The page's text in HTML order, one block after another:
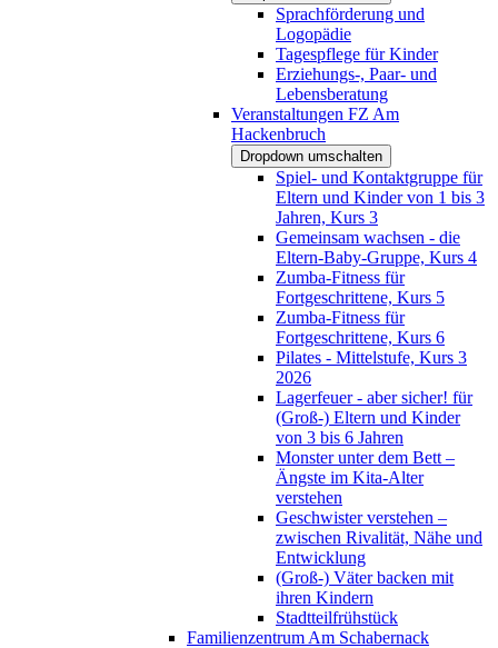
Sprachförderung und
Logopädie
Tagespflege für Kinder
Erziehungs-, Paar- und
Lebensberatung
Veranstaltungen FZ Am
Hackenbruch
Dropdown umschalten
Spiel- und Kontaktgruppe für
Eltern und Kinder von 1 bis 3
Jahren, Kurs 3
Gemeinsam wachsen - die
Eltern-Baby-Gruppe, Kurs 4
Zumba-Fitness für
Fortgeschrittene, Kurs 5
Zumba-Fitness für
Fortgeschrittene, Kurs 6
Pilates - Mittelstufe, Kurs 3
2026
Lagerfeuer - aber sicher! für
(Groß-) Eltern und Kinder
von 3 bis 6 Jahren
Monster unter dem Bett –
Ängste im Kita-Alter
verstehen
Geschwister verstehen –
zwischen Rivalität, Nähe und
Entwicklung
(Groß-) Väter backen mit
ihren Kindern
Stadtteilfrühstück
Familienzentrum Am Schabernack